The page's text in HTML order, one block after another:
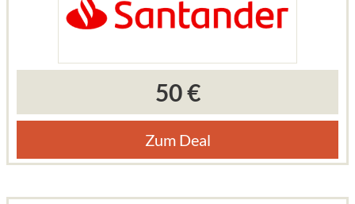
50 €
Zum Deal